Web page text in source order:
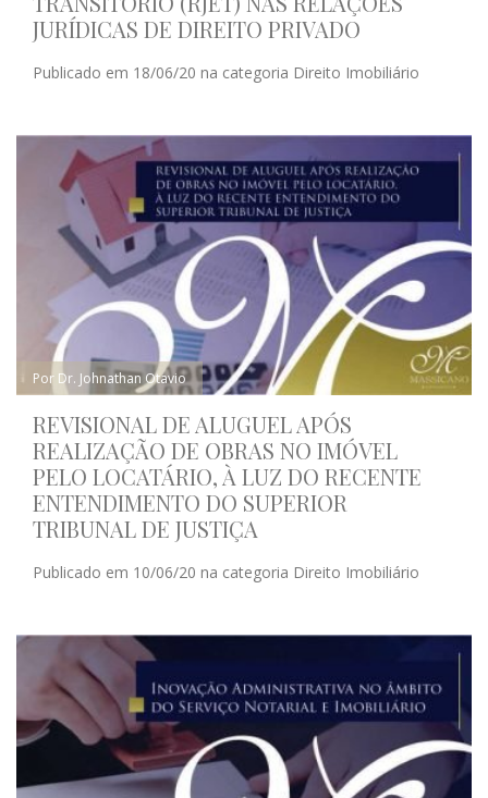
JURÍDICAS DE DIREITO PRIVADO
Publicado em 18/06/20 na categoria Direito Imobiliário
Por Dr. Johnathan Otavio
REVISIONAL DE ALUGUEL APÓS
REALIZAÇÃO DE OBRAS NO IMÓVEL
PELO LOCATÁRIO, À LUZ DO RECENTE
ENTENDIMENTO DO SUPERIOR
TRIBUNAL DE JUSTIÇA
Publicado em 10/06/20 na categoria Direito Imobiliário